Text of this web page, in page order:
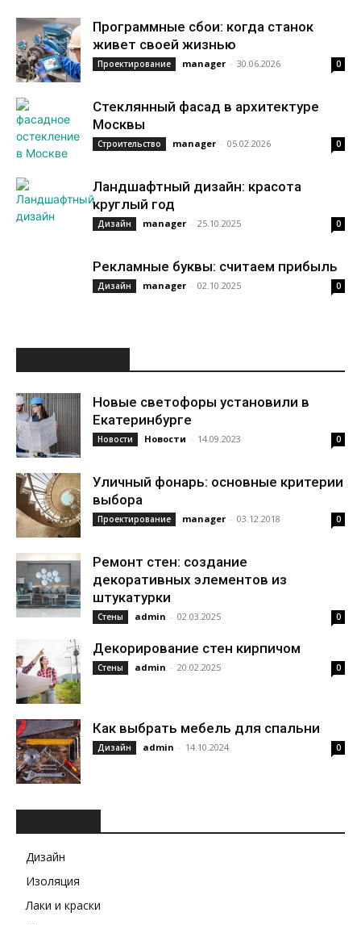
Программные сбои: когда станок
живет своей жизнью
Проектирование manager - 30.06.2026 0
Стеклянный фасад в архитектуре
Москвы
Строительство manager - 05.02.2026 0
Ландшафтный дизайн: красота
круглый год
Дизайн manager - 25.10.2025 0
Рекламные буквы: считаем прибыль
Дизайн manager - 02.10.2025 0
Новые светофоры установили в
Екатеринбурге
Новости Новости - 14.09.2023 0
Уличный фонарь: основные критерии
выбора
Проектирование manager - 03.12.2018 0
Ремонт стен: создание
декоративных элементов из
штукатурки
Стены admin - 02.03.2025 0
Декорирование стен кирпичом
Стены admin - 20.02.2025 0
Как выбрать мебель для спальни
Дизайн admin - 14.10.2024 0
Дизайн
Изоляция
Лаки и краски